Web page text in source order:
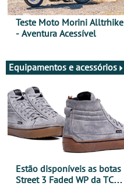
Teste Moto Morini Alltrhike
- Aventura Acessível
Equipamentos e acessórios
Estão disponíveis as botas
Street 3 Faded WP da TCX